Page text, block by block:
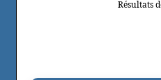
Résultats